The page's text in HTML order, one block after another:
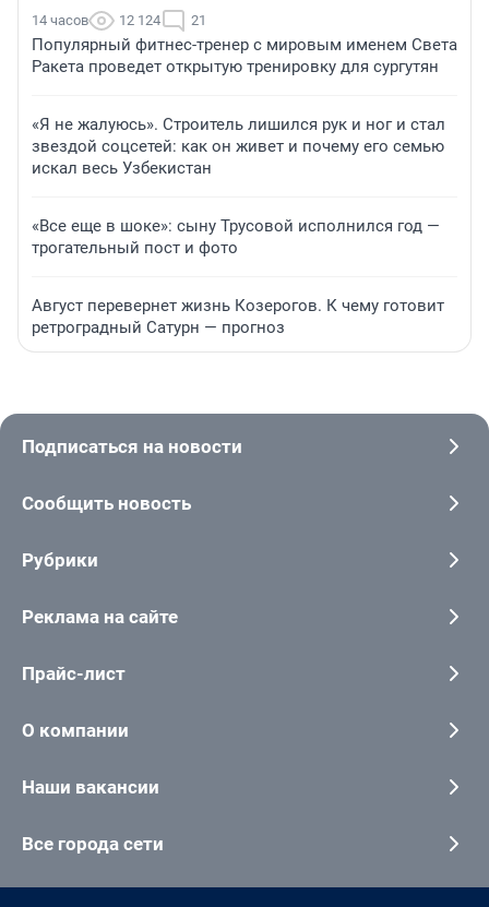
14 часов 12 124 21
Популярный фитнес-тренер с мировым именем Света
Ракета проведет открытую тренировку для сургутян
«Я не жалуюсь». Строитель лишился рук и ног и стал
звездой соцсетей: как он живет и почему его семью
искал весь Узбекистан
«Все еще в шоке»: сыну Трусовой исполнился год —
трогательный пост и фото
Август перевернет жизнь Козерогов. К чему готовит
ретроградный Сатурн — прогноз
Подписаться на новости
Сообщить новость
Рубрики
Реклама на сайте
Прайс-лист
О компании
Наши вакансии
Все города сети